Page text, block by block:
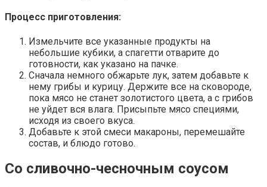
Процесс приготовления:
Измельчите все указанные продукты на
небольшие кубики, а спагетти отварите до
готовности, как указано на пачке.
Сначала немного обжарьте лук, затем добавьте к
нему грибы и курицу. Держите все на сковороде,
пока мясо не станет золотистого цвета, а с грибов
не уйдет вся влага. Присыпьте мясо специями,
исходя из своего вкуса.
Добавьте к этой смеси макароны, перемешайте
состав, и блюдо готово.
Со сливочно-чесночным соусом